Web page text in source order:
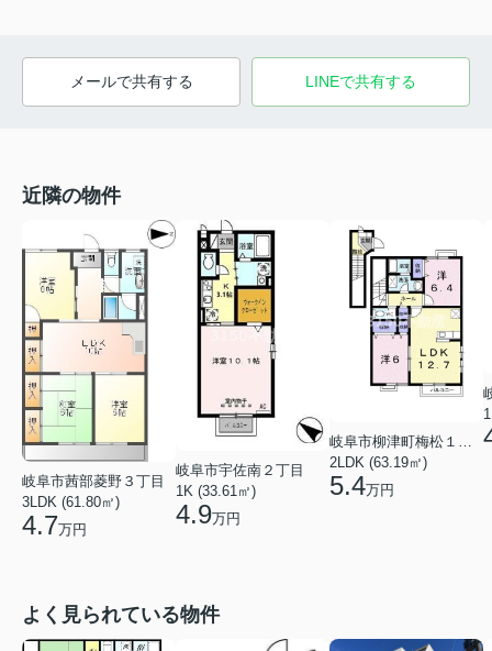
メールで共有する LINEで共有する
近隣の物件
岐阜市茜部菱野３丁目
3LDK (61.80㎡)
4.7万円
岐阜市宇佐南２丁目
1K (33.61㎡)
4.9万円
2LDK (63.19㎡)
5.4万円
よく見られている物件